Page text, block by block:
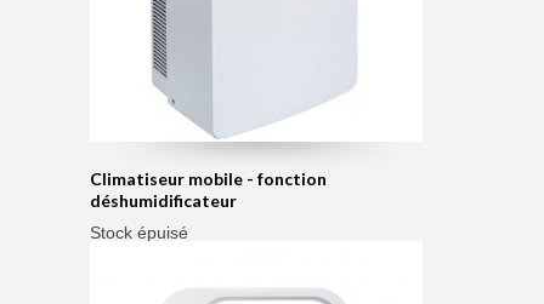
Climatiseur mobile - fonction
déshumidificateur
Stock épuisé